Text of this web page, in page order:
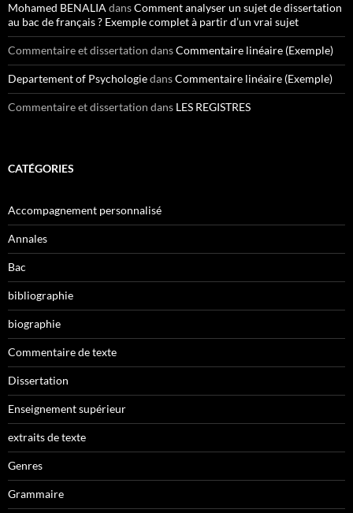
Mohamed BENALIA dansComment analyser un sujet de dissertation
au bac de français ? Exemple complet à partir d’un vrai sujet
Commentaire et dissertation dansCommentaire linéaire (Exemple)
Departement of PsychologiedansCommentaire linéaire (Exemple)
Commentaire et dissertation dans LES REGISTRES
CATÉGORIES
Accompagnement personnalisé
Annales
Bac
bibliographie
biographie
Commentaire de texte
Dissertation
Enseignement supérieur
extraits de texte
Genres
Grammaire